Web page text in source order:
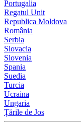
Portugalia
Regatul Unit
Republica Moldova
România
Serbia
Slovacia
Slovenia
Spania
Suedia
Turcia
Ucraina
Ungaria
Țările de Jos